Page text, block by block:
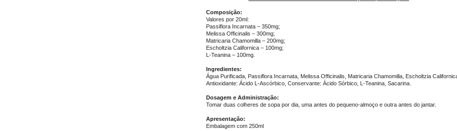
Composição:
Valores por 20ml:
Passiflora Incarnata – 350mg;
Melissa Officinalis – 300mg;
Matricaria Chamomilla – 200mg;
Escholtzia Californica – 100mg;
L-Teanina – 100mg.
Ingredientes:
Água Purificada, Passiflora Incarnata, Melissa Officinalis, Matricaria Chamomilla, Escholtzia
Antioxidante: Ácido L-Ascórbico, Conservante: Ácido Sórbico, L-Teanina, Sacarina.
Dosagem e Administração:
Tomar duas colheres de sopa por dia, uma antes do pequeno-almoço e outra antes do jantar.
Apresentação:
Embalagem com 250ml